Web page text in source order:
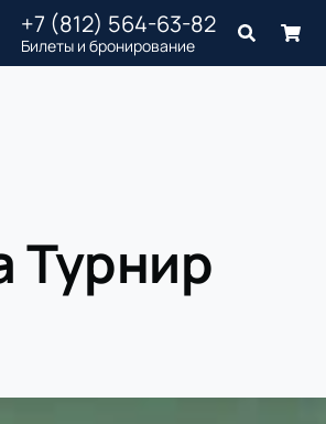
+7 (812) 564-63-82
Билеты и бронирование
Турнир